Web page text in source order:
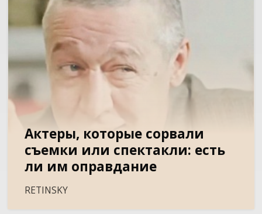
Актеры, которые сорвали
съемки или спектакли: есть
ли им оправдание
RETINSKY